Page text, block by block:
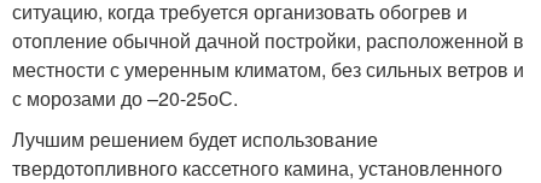
ситуацию, когда требуется организовать обогрев и
отопление обычной дачной постройки, расположенной в
местности с умеренным климатом, без сильных ветров и
с морозами до –20-25оС.
Лучшим решением будет использование
твердотопливного кассетного камина, установленного